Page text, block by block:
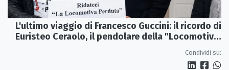
L'ultimo viaggio di Francesco Guccini: il ricordo di
Euristeo Ceraolo, il pendolare della "Locomotiva
Condividi su: